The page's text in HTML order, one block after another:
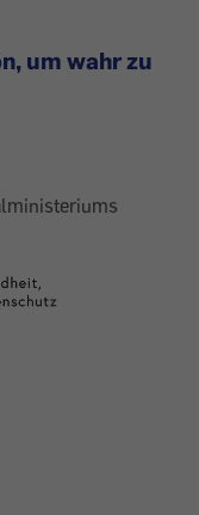
um wahr zu